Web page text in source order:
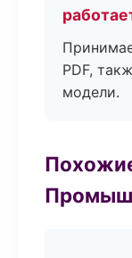
PDF,
модели.